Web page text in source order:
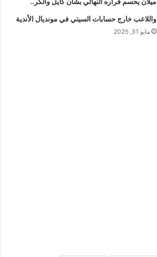
واللاعب خارج حسابات السيتي في مونديال الأندية
مايو 31, 2025